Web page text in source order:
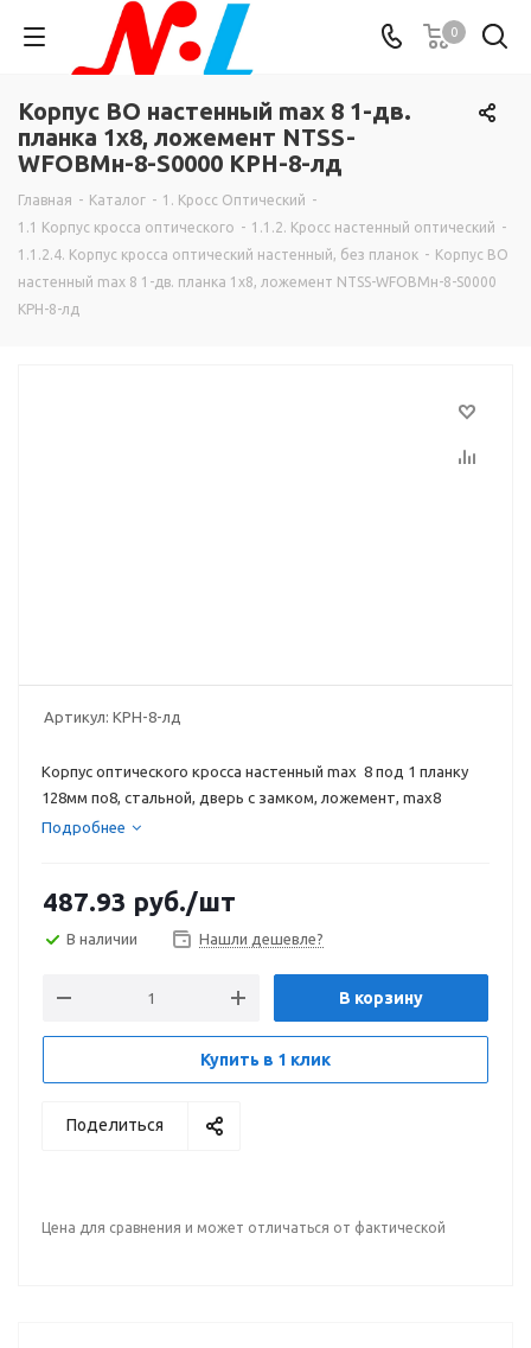
0
Корпус ВО настенный max 8 1-дв.
планка 1х8, ложемент NTSS-
WFOBMн-8-S0000 КРН-8-лд
Главная - Каталог - 1. Кросс Оптический -
1.1 Корпус кросса оптического - 1.1.2. Кросс настенный оптический -
1.1.2.4. Корпус кросса оптический настенный, без планок - Корпус ВО
настенный max 8 1-дв. планка 1х8, ложемент NTSS-WFOBMн-8-S0000
КРН-8-лд
Артикул: КРН-8-лд
Корпус оптического кросса настенный max 8 под 1 планку
128мм по8, стальной, дверь с замком, ложемент, max8
Подробнее
487.93 руб./шт
В наличии Нашли дешевле?
В корзину
Купить в 1 клик
Поделиться
Цена для сравнения и может отличаться от фактической